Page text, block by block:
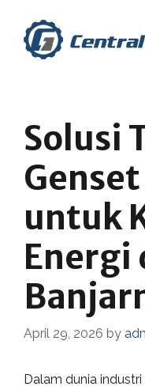
content
Solusi
untuk
Energi
April 29, 2026 by
Dalam dunia